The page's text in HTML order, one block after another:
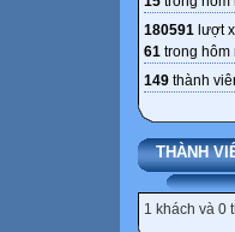
180591 lượt
61 trong hôm
149 thành
THÀNH
1 khách và 0